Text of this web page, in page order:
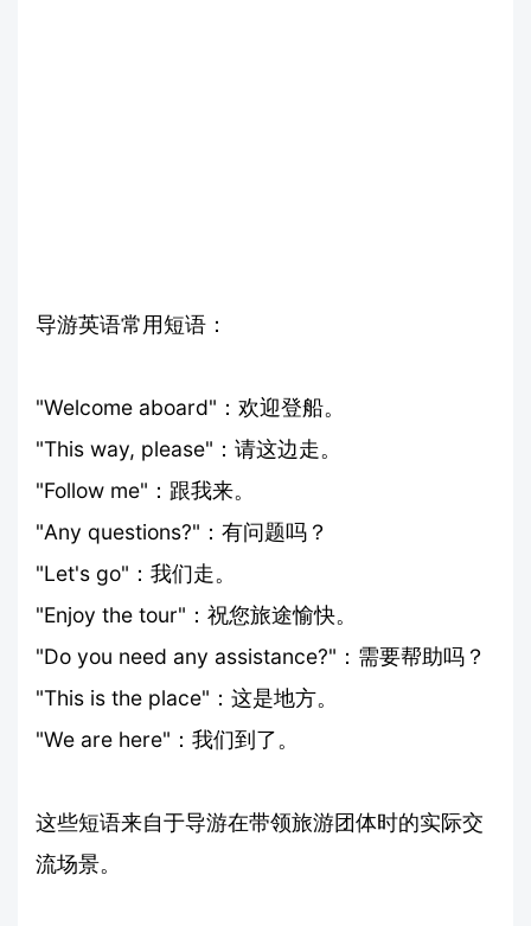
导游英语常用短语：
"Welcome aboard"：欢迎登船。
"This way, please"：请这边走。
"Follow me"：跟我来。
"Any questions?"：有问题吗？
"Let's go"：我们走。
"Enjoy the tour"：祝您旅途愉快。
"Do you need any assistance?"：需要帮助吗？
"This is the place"：这是地方。
"We are here"：我们到了。
这些短语来自于导游在带领旅游团体时的实际交
流场景。